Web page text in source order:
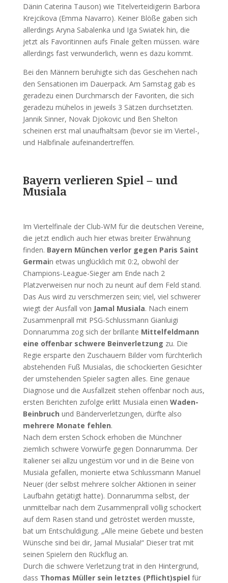
Dänin Caterina Tauson) wie Titelverteidigerin Barbora
Krejcikova (Emma Navarro). Keiner Blöße gaben sich
allerdings Aryna Sabalenka und Iga Swiatek hin, die
jetzt als Favoritinnen aufs Finale gelten müssen. wäre
allerdings fast verwunderlich, wenn es dazu kommt.
Bei den Männern beruhigte sich das Geschehen nach
den Sensationen im Dauerpack. Am Samstag gab es
geradezu einen Durchmarsch der Favoriten, die sich
geradezu mühelos in jeweils 3 Sätzen durchsetzten.
Jannik Sinner, Novak Djokovic und Ben Shelton
scheinen erst mal unaufhaltsam (bevor sie im Viertel-,
und Halbfinale aufeinandertreffen.
Bayern verlieren Spiel – und
Musiala
Im Viertelfinale der Club-WM für die deutschen Vereine,
die jetzt endlich auch hier etwas breiter Erwähnung
finden. Bayern München verlor gegen Paris Saint
Germain etwas unglücklich mit 0:2, obwohl der
Champions-League-Sieger am Ende nach 2
Platzverweisen nur noch zu neunt auf dem Feld stand.
Das Aus wird zu verschmerzen sein; viel, viel schwerer
wiegt der Ausfall von Jamal Musiala. Nach einem
Zusammenprall mit PSG-Schlussmann Gianluigi
Donnarumma zog sich der brillante Mittelfeldmann
eine offenbar schwere Beinverletzung zu. Die
Regie ersparte den Zuschauern Bilder vom fürchterlich
abstehenden Fuß Musialas, die schockierten Gesichter
der umstehenden Spieler sagten alles. Eine genaue
Diagnose und die Ausfallzeit stehen offenbar noch aus,
ersten Berichten zufolge erlitt Musiala einen Waden-
Beinbruch und Bänderverletzungen, dürfte also
mehrere Monate fehlen.
Nach dem ersten Schock erhoben die Münchner
ziemlich schwere Vorwürfe gegen Donnarumma. Der
Italiener sei allzu ungestüm vor und in die Beine von
Musiala gefallen, monierte etwa Schlussmann Manuel
Neuer (der selbst mehrere solcher Aktionen in seiner
Laufbahn getätigt hatte). Donnarumma selbst, der
unmittelbar nach dem Zusammenprall völlig schockert
auf dem Rasen stand und getröstet werden musste,
bat um Entschuldigung. „Alle meine Gebete und besten
Wünsche sind bei dir, Jamal Musiala!“ Dieser trat mit
seinen Spielern den Rückflug an.
Durch die schwere Verletzung trat in den Hintergrund,
dass Thomas Müller sein letztes (Pflicht)spiel für